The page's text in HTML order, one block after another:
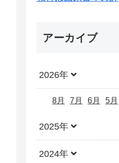
アーカイブ
2026年
8月 7月 6月 5月
2025年
2024年